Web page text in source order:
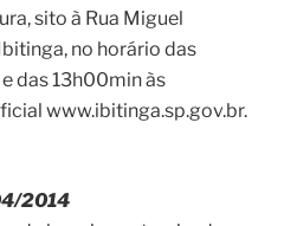
sito à Rua Miguel
no horário das
das 13h00min às
www.ibitinga.sp.gov.br.
2014